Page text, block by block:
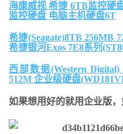
海康威视 希捷 6TB监控硬
监控硬盘 电脑主机硬盘6T
希捷(Seagate)8TB 256MB
希捷银河Exos 7E8系列
西部数据(Western
512M 企业级硬盘
如果想用好的就用企业版